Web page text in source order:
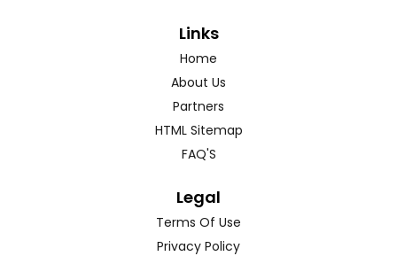
Links
Home
About Us
Partners
HTML Sitemap
FAQ'S
Legal
Terms Of Use
Privacy Policy